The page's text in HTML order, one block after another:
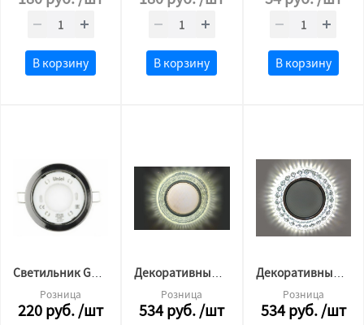
В корзину В корзину В корзину
Розница
220руб./шт
Розница
534руб./шт
Розница
534руб./шт